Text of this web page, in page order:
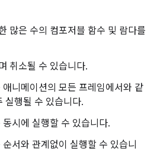
많은 수의 컴포저블 함수 및 람다를
취소될 수 있습니다.
니메이션의 모든 프레임에서와 같
실행될 수 있습니다.
시에 실행할 수 있습니다.
서와 관계없이 실행할 수 있습니